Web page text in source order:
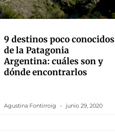
9 destinos poco conocidos
de la Patagonia
Argentina: cuáles son y
dónde encontrarlos
Agustina Fontirroig junio 29, 2020